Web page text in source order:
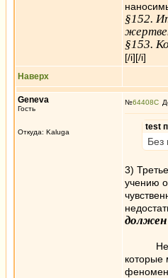
§152.
§153.
[/i][/i]
Наверх
Genеva
Гость
Откуда: Kaluga
№64408
test
Без
3)
учению о
должен
которые